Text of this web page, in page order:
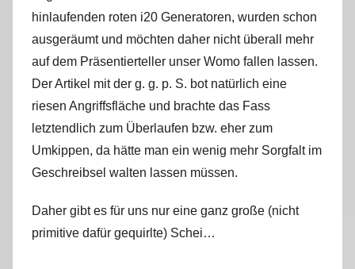
hinlaufenden roten i20 Generatoren, wurden schon
ausgeräumt und möchten daher nicht überall mehr
auf dem Präsentierteller unser Womo fallen lassen.
Der Artikel mit der g. g. p. S. bot natürlich eine
riesen Angriffsfläche und brachte das Fass
letztendlich zum Überlaufen bzw. eher zum
Umkippen, da hätte man ein wenig mehr Sorgfalt im
Geschreibsel walten lassen müssen.
Daher gibt es für uns nur eine ganz große (nicht
primitive dafür gequirlte) Schei…